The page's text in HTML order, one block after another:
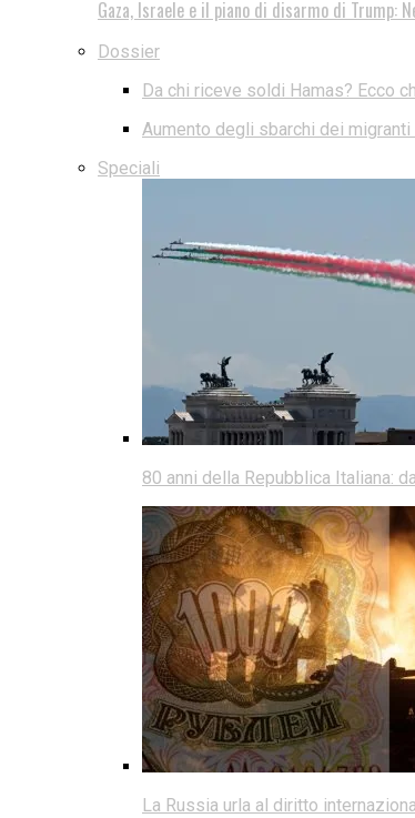
Gaza, Israele e il piano di disarmo di Trump:
Dossier
Da chi riceve soldi Hamas? Ecco
Aumento degli sbarchi dei
Speciali
80 anni della Repubblica Italiana:
La Russia urla al diritto